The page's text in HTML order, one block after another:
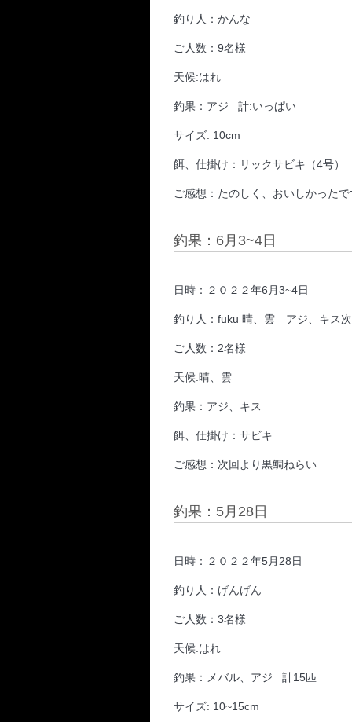
釣り人：かんな
ご人数：9名様
天候:はれ
釣果：アジ 計:いっぱい
サイズ: 10cm
餌、仕掛け：リックサビキ（4号）
ご感想：たのしく、おいしかった
釣果：6月3~4日
日時：２０２２年6月3~4日
釣り人：fuku 晴、雲 アジ、キス
ご人数：2名様
天候:晴、雲
釣果：アジ、キス
餌、仕掛け：サビキ
ご感想：次回より黒鯛ねらい
釣果：5月28日
日時：２０２２年5月28日
釣り人：げんげん
ご人数：3名様
天候:はれ
釣果：メバル、アジ 計15匹
サイズ: 10~15cm